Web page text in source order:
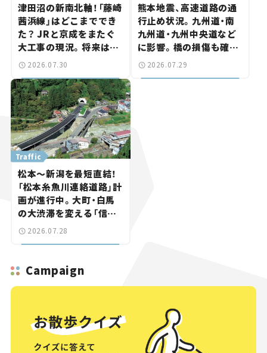
津田沼の新南北軸！「藤崎
茜浜線」はどこまででき
た？ JRと京成をまたぐ
大工事の現況。将来は
「習志野～鎌ケ谷」を最短
直結【いま気になる道路
計画】
2026.07.30
熊本地震、高速道路の通
行止め状況。九州道・南
九州道・九州中央道など
に影響。橋の損傷も確認
【道路のニュース】
2026.07.29
Traffic
松本～新潟を最短直結！
「松本糸魚川連絡道路」計
画が進行中。大町・白馬
の大渋滞を変える「信号
ゼロ」バイパスも事業化
2026.07.28
Campaign